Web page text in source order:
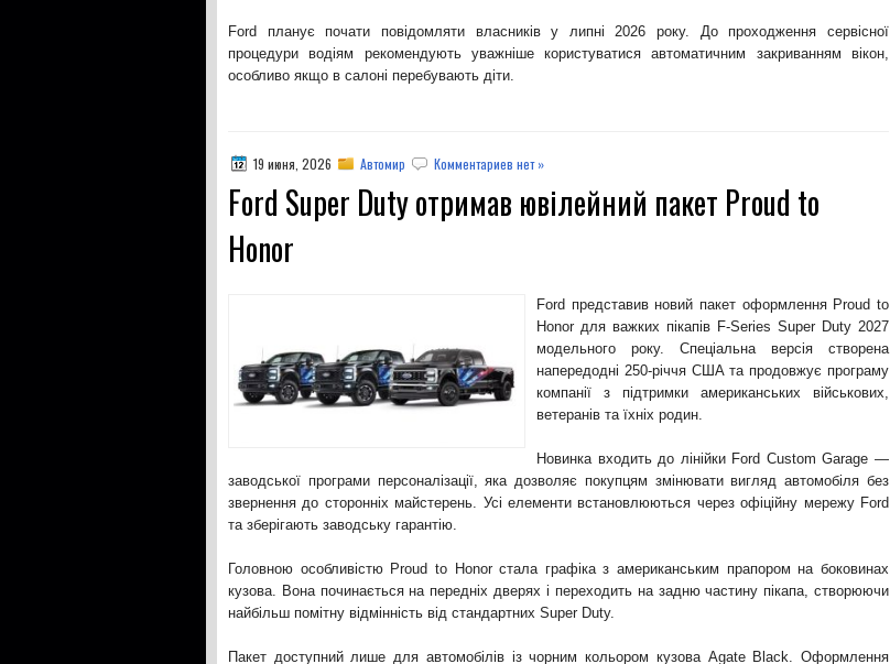
Ford планує почати повідомляти власників у липні 2026 року. До проходження сервісної
процедури водіям рекомендують уважніше користуватися автоматичним закриванням вікон,
особливо якщо в салоні перебувають діти.
19 июня, 2026 Автомир Комментариев нет »
Ford Super Duty отримав ювілейний пакет Proud to
Honor
Ford представив новий пакет оформлення Proud to
Honor для важких пікапів F-Series Super Duty 2027
модельного року. Спеціальна версія створена
напередодні 250-річчя США та продовжує програму
компанії з підтримки американських військових,
ветеранів та їхніх родин.
Новинка входить до лінійки Ford Custom Garage —
заводської програми персоналізації, яка дозволяє покупцям змінювати вигляд автомобіля без
звернення до сторонніх майстерень. Усі елементи встановлюються через офіційну мережу Ford
та зберігають заводську гарантію.
Головною особливістю Proud to Honor стала графіка з американським прапором на боковинах
кузова. Вона починається на передніх дверях і переходить на задню частину пікапа, створюючи
найбільш помітну відмінність від стандартних Super Duty.
Пакет доступний лише для автомобілів із чорним кольором кузова Agate Black. Оформлення